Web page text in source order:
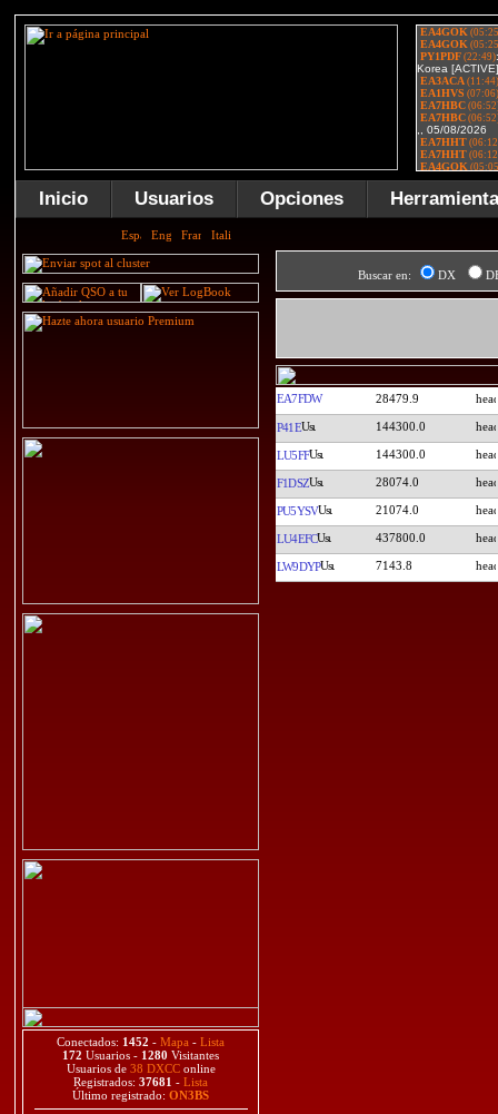
Inicio Usuarios Opciones
Conectados: 1452 - Mapa - Lista
172 Usuarios - 1280 Visitantes
Usuarios de 38 DXCConline
Registrados: 37681 - Lista
Último registrado: ON3BS
Buscar en: DX
EA7FDW 28479.9
P41E 144300.0
LU5FF 144300.0
F1DSZ 28074.0
PU5YSV 21074.0
LU4EFC 437800.0
LW9DYP 7143.8